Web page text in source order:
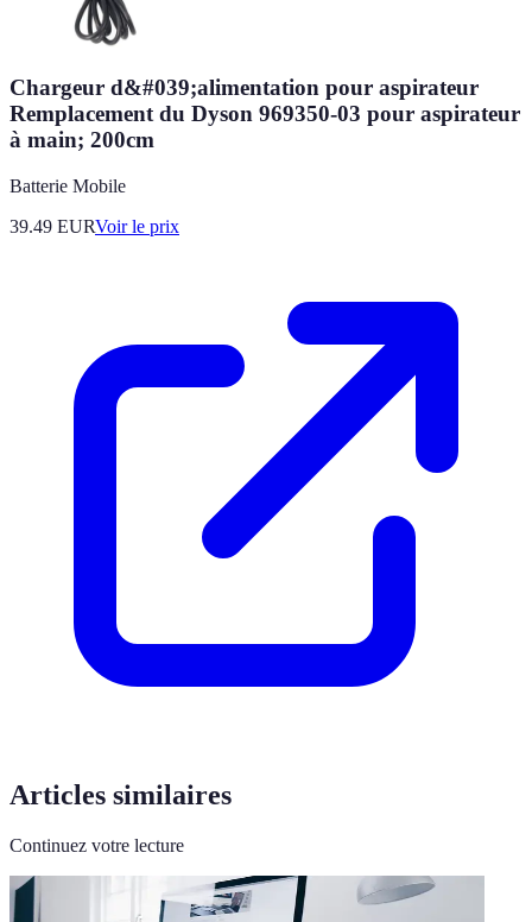
Chargeur d&#039;alimentation pour aspirateur
Remplacement du Dyson 969350-03 pour aspirateur
à main; 200cm
Batterie Mobile
39.49 EURVoir le prix
Articles similaires
Continuez votre lecture